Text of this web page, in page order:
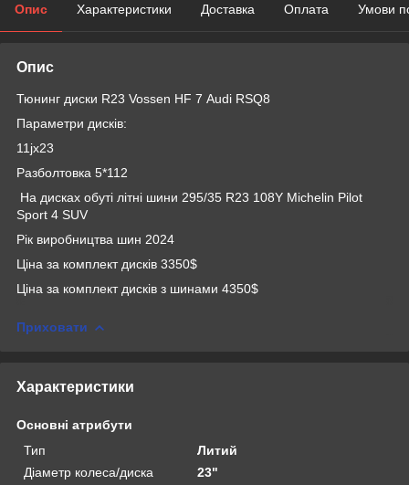
Опис Характеристики Доставка Оплата Умови
Опис
Тюнинг диски R23 Vossen HF 7 Audi RSQ8
Параметри дисків:
11jx23
Разболтовка 5*112
На дисках обуті літні шини 295/35 R23 108Y Michelin Pilot
Sport 4 SUV
Рік виробництва шин 2024
Ціна за комплект дисків 3350$
Ціна за комплект дисків з шинами 4350$
Приховати
Характеристики
Основні атрибути
Тип
Литий
Діаметр колеса/диска
23"